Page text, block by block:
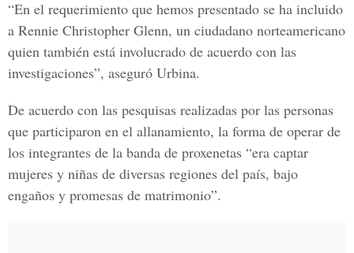
“En el requerimiento que hemos presentado se ha incluido
a Rennie Christopher Glenn, un ciudadano norteamericano
quien también está involucrado de acuerdo con las
investigaciones”, aseguró Urbina.
De acuerdo con las pesquisas realizadas por las personas
que participaron en el allanamiento, la forma de operar de
los integrantes de la banda de proxenetas “era captar
mujeres y niñas de diversas regiones del país, bajo
engaños y promesas de matrimonio”.